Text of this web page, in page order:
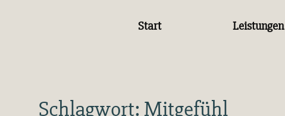
Start Leistungen
Schlagwort: Mitgefühl